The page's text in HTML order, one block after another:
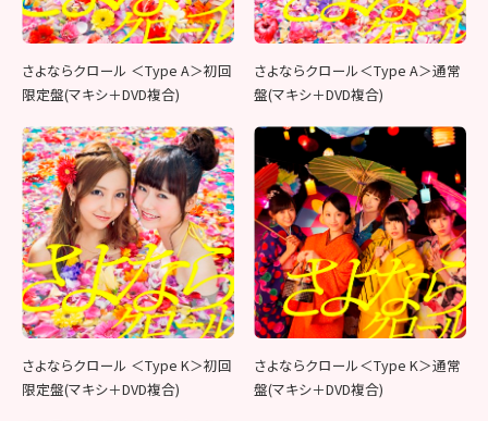
さよならクロール ＜Type A＞初回
限定盤(マキシ＋DVD複合)
さよならクロール＜Type A＞通常
盤(マキシ＋DVD複合)
さよならクロール ＜Type K＞初回
限定盤(マキシ＋DVD複合)
さよならクロール＜Type K＞通常
盤(マキシ＋DVD複合)